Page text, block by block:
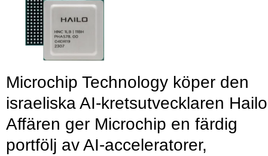
Microchip Technology köper den
israeliska AI-kretsutvecklaren
Affären ger Microchip en färdig
portfölj av AI-acceleratorer,